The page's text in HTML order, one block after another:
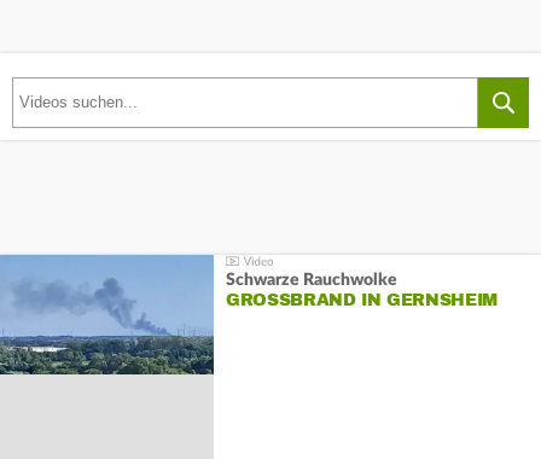
Schwarze Rauchwolke
GROSSBRAND IN GERNSHEIM